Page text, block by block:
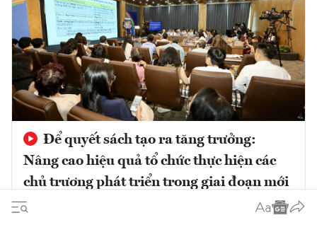
Để quyết sách tạo ra tăng trưởng:
Nâng cao hiệu quả tổ chức thực hiện các
chủ trương phát triển trong giai đoạn mới